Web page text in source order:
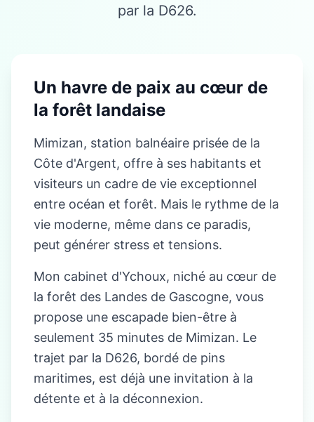
par la D626.
Un havre de paix au cœur de
la forêt landaise
Mimizan, station balnéaire prisée de la
Côte d'Argent, offre à ses habitants et
visiteurs un cadre de vie exceptionnel
entre océan et forêt. Mais le rythme de la
vie moderne, même dans ce paradis,
peut générer stress et tensions.
Mon cabinet d'Ychoux, niché au cœur de
la forêt des Landes de Gascogne, vous
propose une escapade bien-être à
seulement 35 minutes de Mimizan. Le
trajet par la D626, bordé de pins
maritimes, est déjà une invitation à la
détente et à la déconnexion.